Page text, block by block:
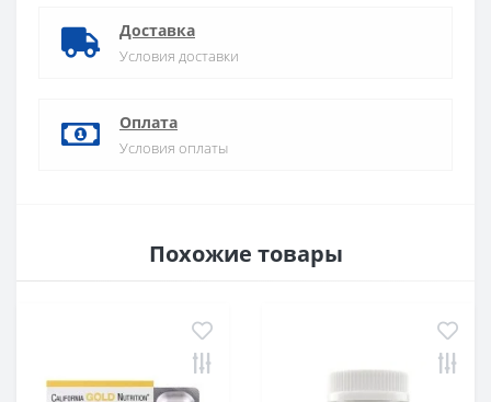
Доставка
Условия доставки
Оплата
Условия оплаты
Похожие товары